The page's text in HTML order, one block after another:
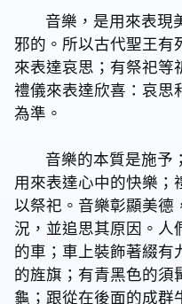
音樂，是用來表現
邪的。所以古代聖王有
來表達哀思；有祭祀等
禮儀來表達欣喜：哀思
為準。
音樂的本質是施予；
用來表達心中的快樂；
以祭祀。音樂彰顯美德
況，並追思其原因。人
的車；車上裝飾著綴有
的旌旗；有青黑色的須
龜；跟從在後面的成群